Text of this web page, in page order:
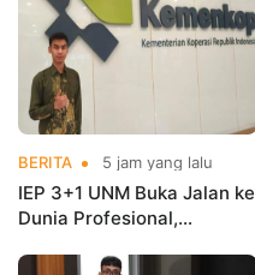
BERITA 5 jam yang lalu
IEP 3+1 UNM Buka Jalan ke
Dunia Profesional,
Kementerian Koperasi